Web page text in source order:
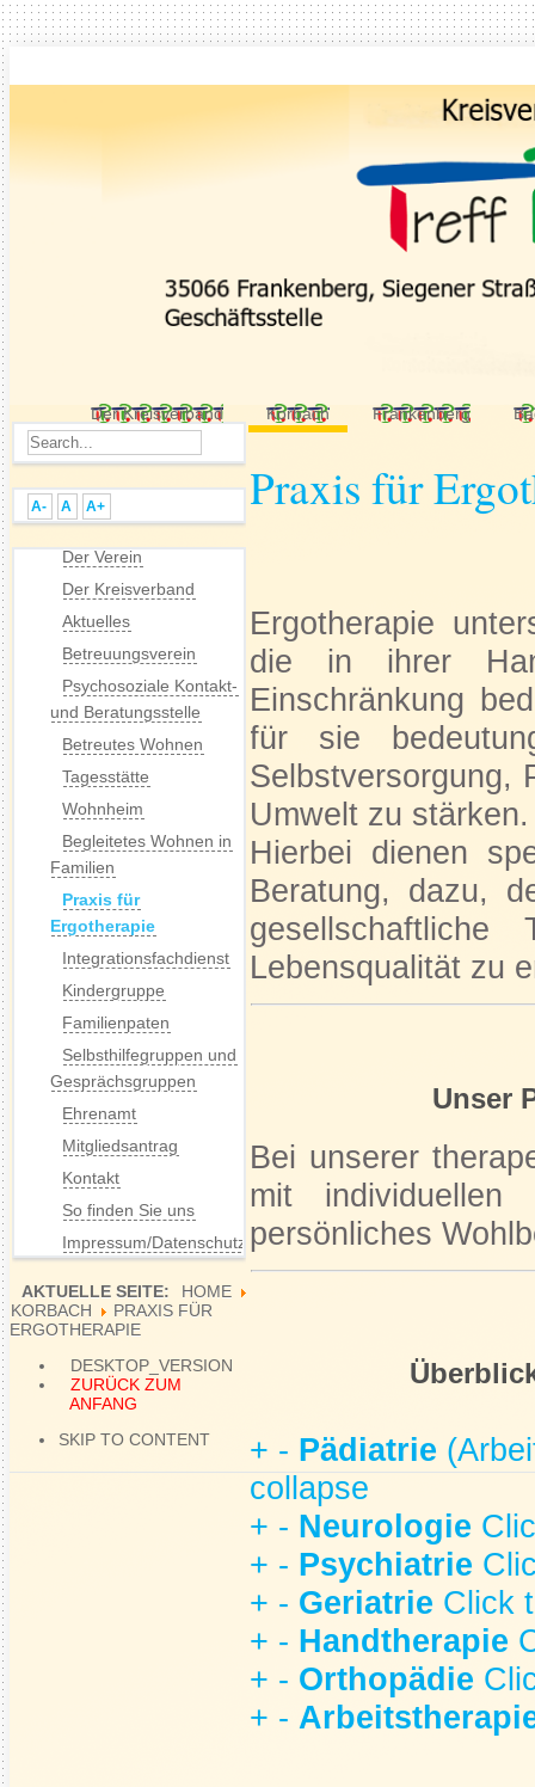
Der Kreisverband Korbach Frankenberg
Praxis für
Ergotherapie
die in ihrer
Einschränkung
für sie
Selbstversorgung,
Umwelt zu stärken.
Hierbei dienen
Beratung, dazu,
Lebensqualität zu
Unser
Bei unserer
mit
persönliches
+ - Pädiatrie
collapse
+ - Neurologie
+ - Psychiatrie
+ - Geriatrie Click
+ - Handtherapie
+ - Orthopädie
+ -
A- A A+
Der Verein
Der Kreisverband
Aktuelles
Betreuungsverein
Psychosoziale Kontakt-
und Beratungsstelle
Betreutes Wohnen
Tagesstätte
Wohnheim
Begleitetes Wohnen in
Familien
Praxis für
Ergotherapie
Integrationsfachdienst
Kindergruppe
Familienpaten
Selbsthilfegruppen und
Gesprächsgruppen
Ehrenamt
Mitgliedsantrag
Kontakt
So finden Sie uns
Impressum/Datenschutz
AKTUELLE SEITE:
HOME
KORBACH
PRAXIS FÜR
ERGOTHERAPIE
DESKTOP_VERSION
ZURÜCK ZUM
ANFANG
SKIP TO CONTENT